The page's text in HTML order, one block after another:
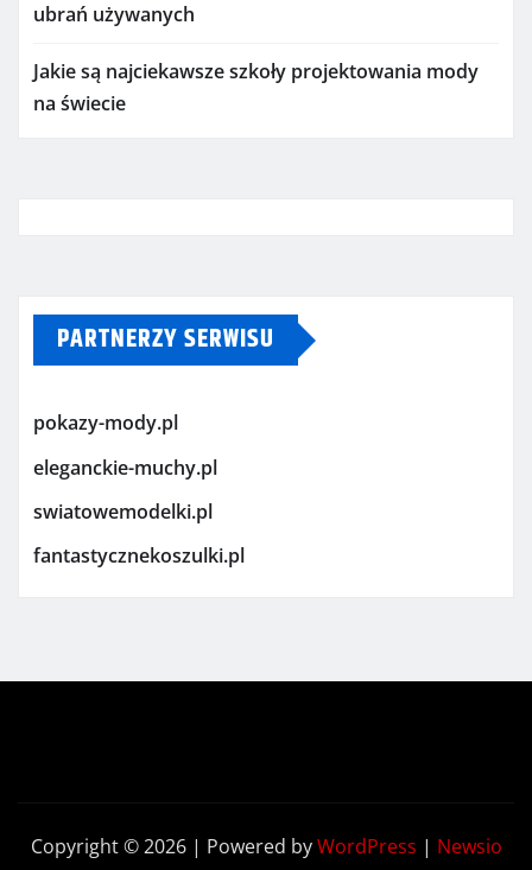
ubrań używanych
Jakie są najciekawsze szkoły projektowania mody
na świecie
PARTNERZY SERWISU
pokazy-mody.pl
eleganckie-muchy.pl
swiatowemodelki.pl
fantastycznekoszulki.pl
Copyright © 2026 | Powered byWordPress | Newsio